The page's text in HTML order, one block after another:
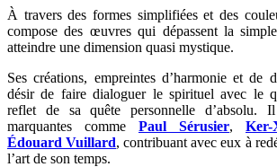
À travers des formes simplifiées et des
compose des œuvres qui dépassent la
atteindre une dimension quasi mystique.
Ses créations, empreintes d’harmonie et de
désir de faire dialoguer le spirituel avec le
reflet de sa quête personnelle d’absolu.
marquantes comme Paul Sérusier, Ker-
Édouard Vuillard, contribuant avec eux à
l’art de son temps.